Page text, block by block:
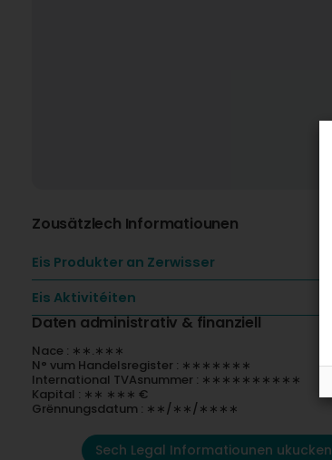
Zousätzlech Informatiounen
Eis Produkter an Zerwisser
Eis Aktivitéiten
Daten administrativ & finanziell
Nace : ∗∗.∗∗∗
N° vum Handelsregister : ∗∗∗∗∗∗∗
International TVAsnummer : ∗∗∗∗∗∗∗∗∗∗
Kapital : ∗∗ ∗∗∗ €
Grënnungsdatum : ∗∗/∗∗/∗∗∗∗
Sech Legal Informatiounen ukucken